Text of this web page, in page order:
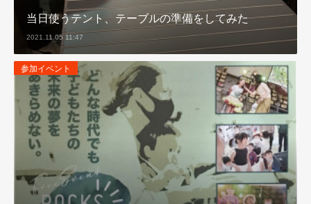
当日使うテント、テーブルの準備をしてみた
2021.11.05 11:47
参加イベント